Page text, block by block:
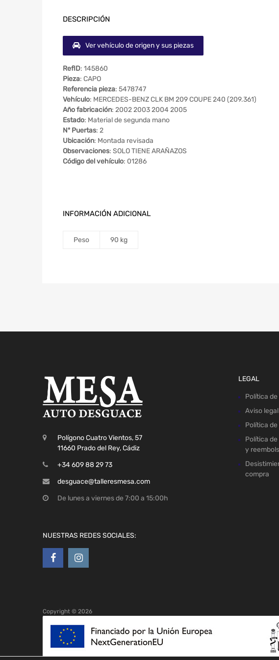
DESCRIPCIÓN
Ver vehículo de origen y sus piezas
RefID: 145860
Pieza: CAPO
Referencia pieza: 5478747
Vehículo: MERCEDES-BENZ CLK BM 209 COUPE 240 (209.361)
Año fabricación: 2002 2003 2004 2005
Estado: Material de segunda mano
Nº Puertas: 2
Ubicación: Montada revisada
Observaciones: SOLO TIENE ARAÑAZOS
Código del vehículo: 01286
INFORMACIÓN ADICIONAL
Peso 90 kg
Polígono Cuatro Vientos, 57
11660 Prado del Rey, Cádiz
+34 609 88 29 73
desguace@talleresmesa.com
De lunes a viernes de 7:00 a 15:00h
NUESTRAS REDES SOCIALES:
LEGAL
Política
Aviso legal
Política
Política
y
compra
Copyright © 2026